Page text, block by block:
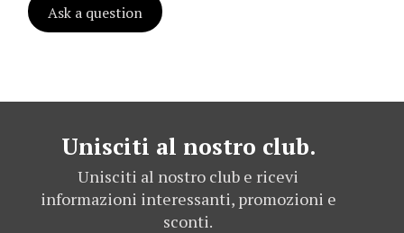
Ask a question
Unisciti al nostro club.
Unisciti al nostro club e ricevi
informazioni interessanti, promozioni e
sconti.